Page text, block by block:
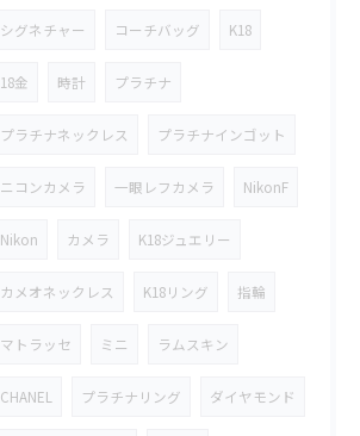
シグネチャー コーチバッグ K18
18金 時計 プラチナ
プラチナネックレス プラチナインゴット
ニコンカメラ 一眼レフカメラ NikonF
Nikon カメラ K18ジュエリー
カメオネックレス K18リング 指輪
マトラッセ ミニ ラムスキン
CHANEL プラチナリング ダイヤモンド